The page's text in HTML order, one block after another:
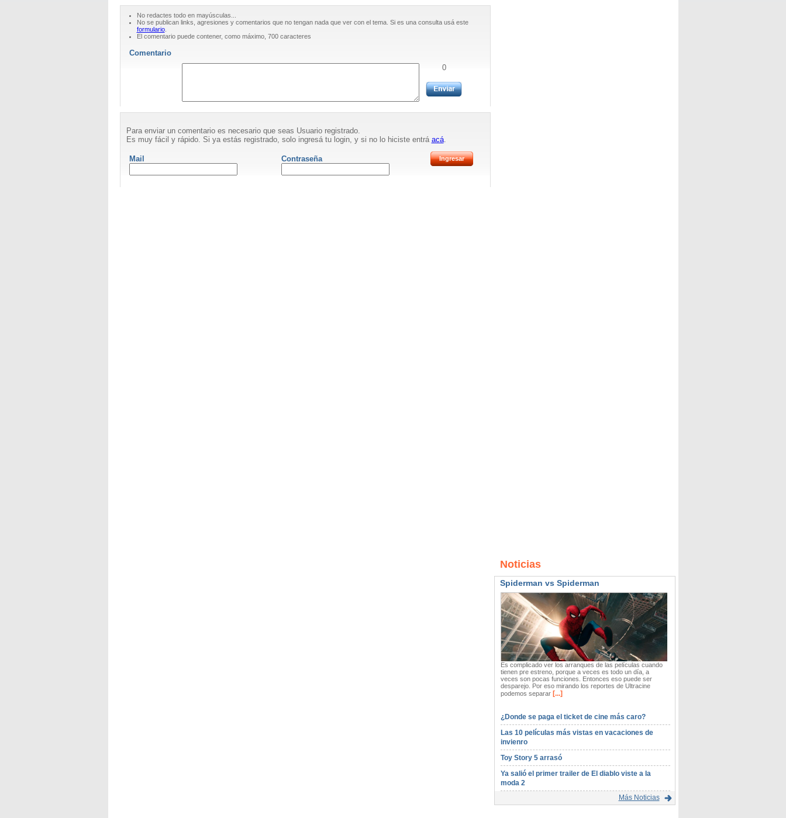
No redactes todo en mayúsculas...
No se publican links, agresiones y comentarios que no tengan nada que ver con el tema. Si es una consulta usá este
formulario.
El comentario puede contener, como máximo, 700 caracteres
Comentario
0
Para enviar un comentario es necesario que seas Usuario registrado.
Es muy fácil y rápido. Si ya estás registrado, solo ingresá tu login, y si no lo hiciste entrá acá.
Mail Contraseña
Noticias
Spiderman vs Spiderman
Es complicado ver los arranques de las películas cuando
tienen pre estreno, porque a veces es todo un día, a
veces son pocas funciones. Entonces eso puede ser
desparejo. Por eso mirando los reportes de Ultracine
podemos separar[...]
¿Donde se paga el ticket de cine más caro?
Las 10 películas más vistas en vacaciones de
invienro
Toy Story 5 arrasó
Ya salió el primer trailer de El diablo viste a la
moda 2
Más Noticias